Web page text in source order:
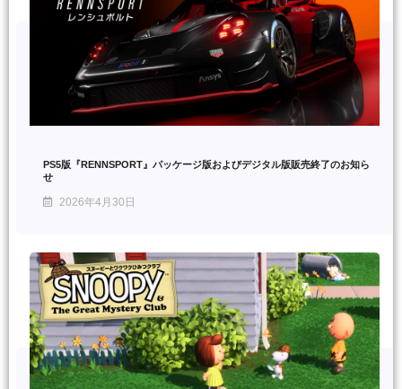
PS5版『RENNSPORT』パッケージ版およびデジタル版販売終了のお知ら
せ
2026年4月30日